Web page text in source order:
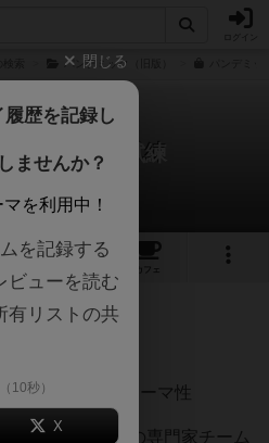
パンデミック（旧版）
：新たなる試練
)さんのレビュー
101
カフェ
約2ヶ月前
的な没入感とテーマ性
危機管理官などの専門家チーム
閉じる
歴を記録し
ませんか？
を利用中！
を記録する
ビューを読む
有リストの共
10秒）
X